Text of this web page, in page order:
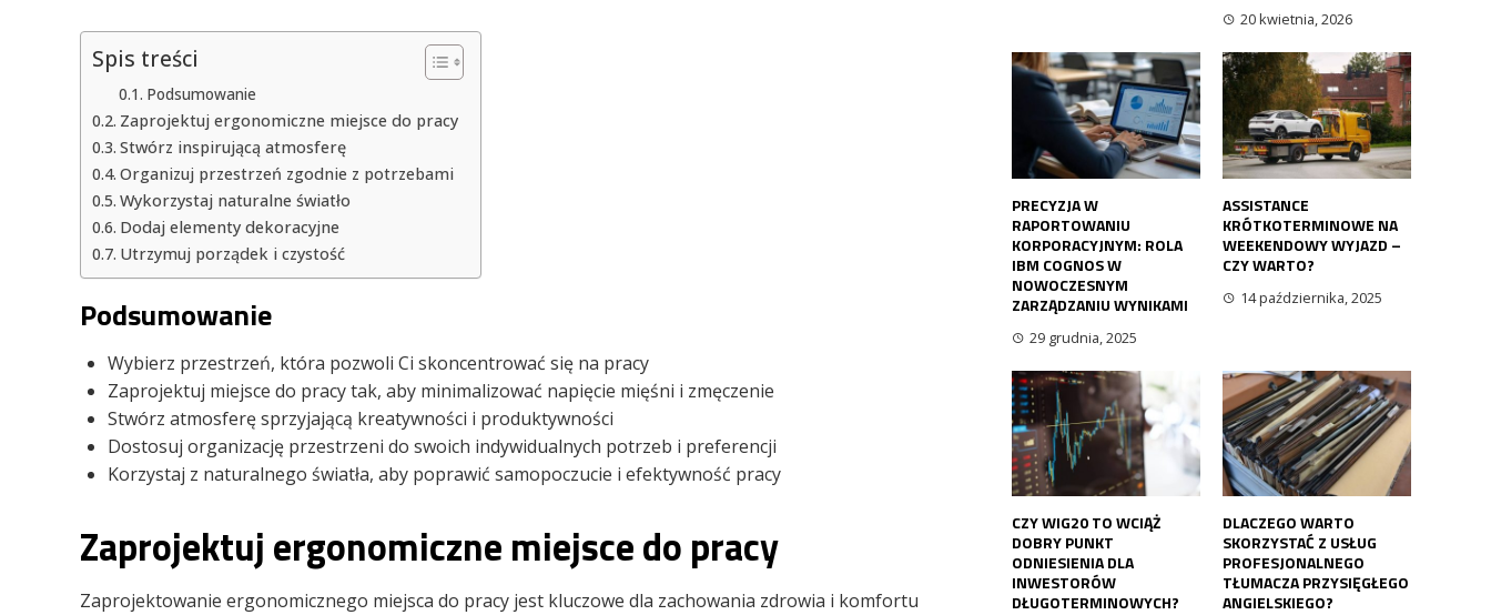
Spis treści
Podsumowanie
Zaprojektuj ergonomiczne miejsce do pracy
Stwórz inspirującą atmosferę
Organizuj przestrzeń zgodnie z potrzebami
Wykorzystaj naturalne światło
Dodaj elementy dekoracyjne
Utrzymuj porządek i czystość
Podsumowanie
Wybierz przestrzeń, która pozwoli Ci skoncentrować się na pracy
Zaprojektuj miejsce do pracy tak, aby minimalizować napięcie mięśni i zmęczenie
Stwórz atmosferę sprzyjającą kreatywności i produktywności
Dostosuj organizację przestrzeni do swoich indywidualnych potrzeb i preferencji
Korzystaj z naturalnego światła, aby poprawić samopoczucie i efektywność pracy
Zaprojektuj ergonomiczne miejsce do pracy
Zaprojektowanie ergonomicznego miejsca do pracy jest kluczowe dla zachowania zdrowia i komfortu
20 kwietnia, 2026
PRECYZJA W
RAPORTOWANIU
KORPORACYJNYM: ROLA
IBM COGNOS W
NOWOCZESNYM
ZARZĄDZANIU WYNIKAMI
29 grudnia, 2025
ASSISTANCE
KRÓTKOTERMINOWE NA
WEEKENDOWY WYJAZD –
CZY WARTO?
14 października, 2025
CZY WIG20 TO WCIĄŻ
DOBRY PUNKT
ODNIESIENIA DLA
INWESTORÓW
DŁUGOTERMINOWYCH?
DLACZEGO WARTO
SKORZYSTAĆ Z USŁUG
PROFESJONALNEGO
TŁUMACZA PRZYSIĘGŁEGO
ANGIELSKIEGO?